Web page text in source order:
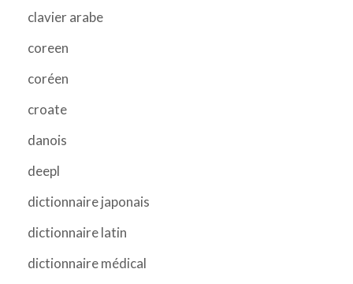
clavier arabe
coreen
coréen
croate
danois
deepl
dictionnaire japonais
dictionnaire latin
dictionnaire médical